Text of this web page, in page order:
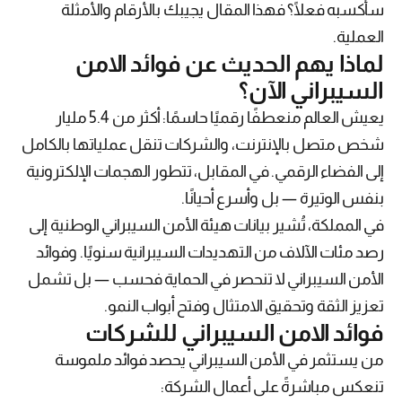
سأكسبه فعلًا؟ فهذا المقال يجيبك بالأرقام والأمثلة
العملية.
لماذا يهم الحديث عن فوائد الامن
السيبراني الآن؟
يعيش العالم منعطفًا رقميًا حاسمًا: أكثر من 5.4 مليار
شخص متصل بالإنترنت، والشركات تنقل عملياتها بالكامل
إلى الفضاء الرقمي. في المقابل، تتطور الهجمات الإلكترونية
بنفس الوتيرة — بل وأسرع أحيانًا.
في المملكة، تُشير بيانات هيئة الأمن السيبراني الوطنية إلى
رصد مئات الآلاف من التهديدات السيبرانية سنويًا. وفوائد
الأمن السيبراني لا تنحصر في الحماية فحسب — بل تشمل
تعزيز الثقة وتحقيق الامتثال وفتح أبواب النمو.
فوائد الامن السيبراني للشركات
من يستثمر في الأمن السيبراني يحصد فوائد ملموسة
تنعكس مباشرةً على أعمال الشركة: